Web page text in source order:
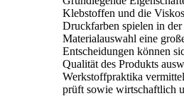
Klebstoffen und die
Druckfarben spielen in
Materialauswahl eine
Entscheidungen können
Qualität des Produkts
Werkstoffpraktika
prüft sowie wirtschaftlich